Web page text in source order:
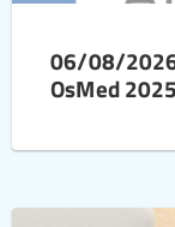
06/08/2026
OsMed